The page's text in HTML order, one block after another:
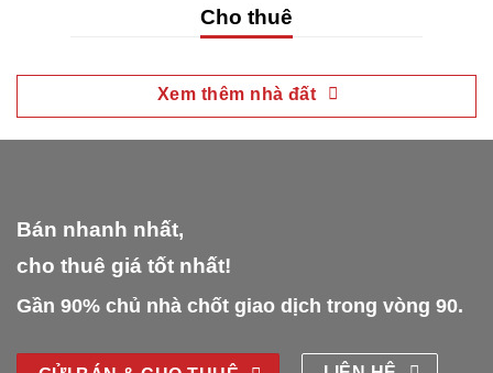
Cho thuê
Xem thêm nhà đất
Bán nhanh nhất,
cho thuê giá tốt nhất!
Gần 90% chủ nhà chốt giao dịch trong vòng 90.